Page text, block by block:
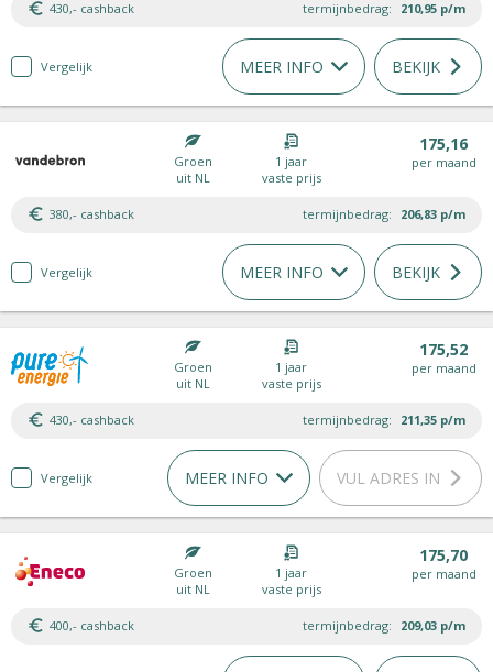
430,- cashback termijnbedrag: 210,95 p/m
Vergelijk MEER INFO BEKIJK
Groen
uit NL
1 jaar
vaste prijs
175,16
per maand
380,- cashback termijnbedrag: 206,83 p/m
Vergelijk MEER INFO BEKIJK
Groen
uit NL
1 jaar
vaste prijs
175,52
per maand
430,- cashback termijnbedrag: 211,35 p/m
Vergelijk MEER INFO VUL ADRES IN
Groen
uit NL
1 jaar
vaste prijs
175,70
per maand
400,- cashback termijnbedrag: 209,03 p/m